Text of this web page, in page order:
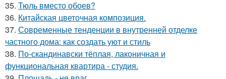
35. Тюль вместо обоев?
36. Китайская цветочная композиция.
37. Современные тенденции в внутренней отделке
частного дома: как создать уют и стиль
38. По-скандинавски тёплая, лаконичная и
функциональная квартира - студия.